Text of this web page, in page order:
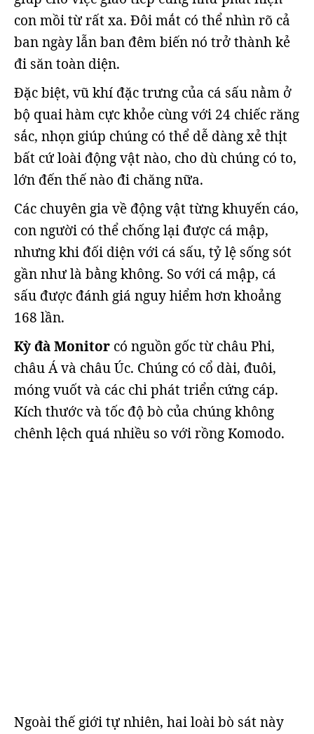
con mồi từ rất xa. Đôi mắt có thể nhìn rõ cả
ban ngày lẫn ban đêm biến nó trở thành kẻ
đi săn toàn diện.
Đặc biệt, vũ khí đặc trưng của cá sấu nằm ở
bộ quai hàm cực khỏe cùng với 24 chiếc răng
sắc, nhọn giúp chúng có thể dễ dàng xẻ thịt
bất cứ loài động vật nào, cho dù chúng có to,
lớn đến thế nào đi chăng nữa.
Các chuyên gia về động vật từng khuyến cáo,
con người có thể chống lại được cá mập,
nhưng khi đối diện với cá sấu, tỷ lệ sống sót
gần như là bằng không. So với cá mập, cá
sấu được đánh giá nguy hiểm hơn khoảng
168 lần.
Kỳ đà Monitor có nguồn gốc từ châu Phi,
châu Á và châu Úc. Chúng có cổ dài, đuôi,
móng vuốt và các chi phát triển cứng cáp.
Kích thước và tốc độ bò của chúng không
chênh lệch quá nhiều so với rồng Komodo.
Ngoài thế giới tự nhiên, hai loài bò sát này